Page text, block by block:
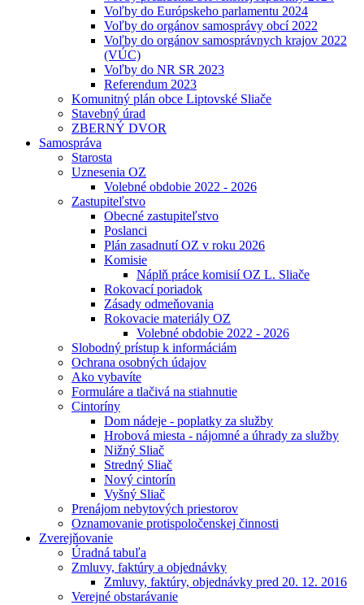
Voľby do Európskeho parlamentu 2024
Voľby do orgánov samosprávy obcí 2022
Voľby do orgánov samosprávnych krajov 2022
(VÚC)
Voľby do NR SR 2023
Referendum 2023
Komunitný plán obce Liptovské Sliače
Stavebný úrad
ZBERNÝ DVOR
Samospráva
Starosta
Uznesenia OZ
Volebné obdobie 2022 - 2026
Zastupiteľstvo
Obecné zastupiteľstvo
Poslanci
Plán zasadnutí OZ v roku 2026
Komisie
Náplň práce komisií OZ L. Sliače
Rokovací poriadok
Zásady odmeňovania
Rokovacie materiály OZ
Volebné obdobie 2022 - 2026
Slobodný prístup k informáciám
Ochrana osobných údajov
Ako vybavíte
Formuláre a tlačivá na stiahnutie
Cintoríny
Dom nádeje - poplatky za služby
Hrobová miesta - nájomné a úhrady za služby
Nižný Sliač
Stredný Sliač
Nový cintorín
Vyšný Sliač
Prenájom nebytových priestorov
Oznamovanie protispoločenskej činnosti
Zverejňovanie
Úradná tabuľa
Zmluvy, faktúry a objednávky
Zmluvy, faktúry, objednávky pred 20. 12. 2016
Verejné obstarávanie